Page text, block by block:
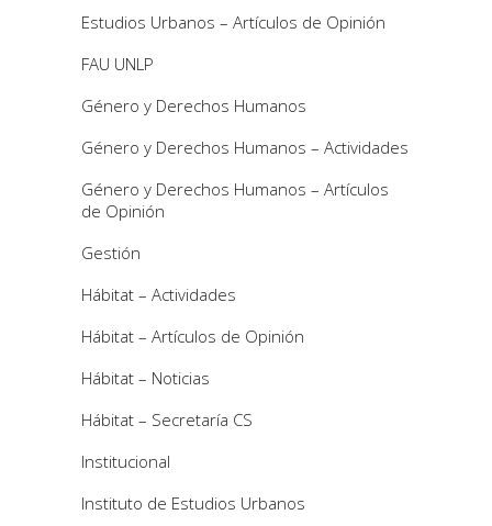
Estudios Urbanos – Artículos de Opinión
FAU UNLP
Género y Derechos Humanos
Género y Derechos Humanos – Actividades
Género y Derechos Humanos – Artículos
de Opinión
Gestión
Hábitat – Actividades
Hábitat – Artículos de Opinión
Hábitat – Noticias
Hábitat – Secretaría CS
Institucional
Instituto de Estudios Urbanos